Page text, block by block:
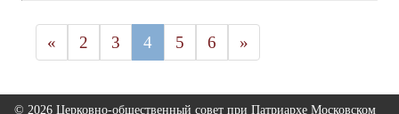
« 2 3 4 5 6 »
© 2026 Церковно-общественный совет при Патриархе Московском